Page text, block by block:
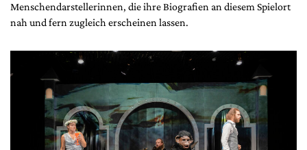
Menschendarstellerinnen, die ihre Biografien an diesem Spielort
nah und fern zugleich erscheinen lassen.